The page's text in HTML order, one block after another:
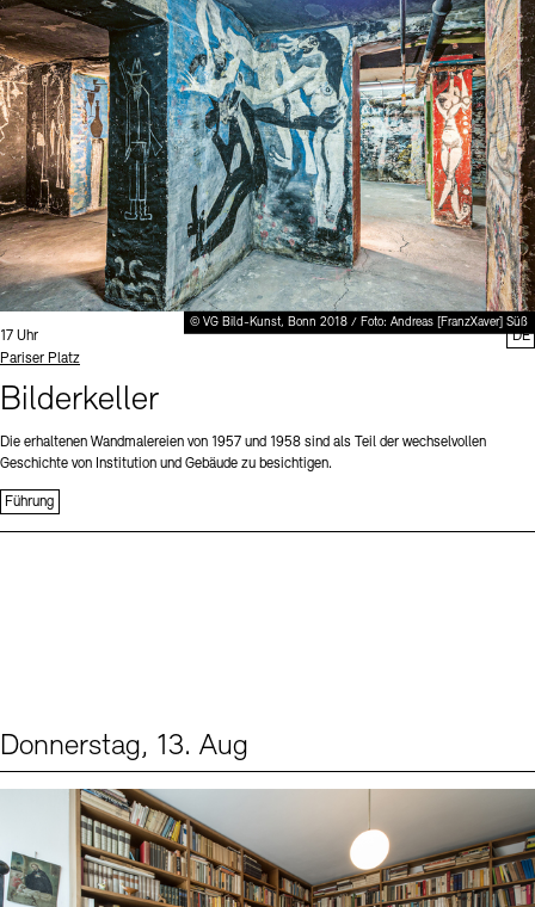
Stellenangebote Newsletter Presse
Nachhaltigkeit Kontakt
Digitale Sammlungen Exil-Archive
© VG Bild-Kunst, Bonn 2018 / Foto: Andreas [FranzXaver] Süß
Uhrzeit:
17 Uhr
Standort
Pariser Platz
Bilderkeller
Die erhaltenen Wandmalereien von 1957 und 1958 sind als Teil der wechselvollen
Geschichte von Institution und Gebäude zu besichtigen.
Führung
DE
Donnerstag, 13. Aug